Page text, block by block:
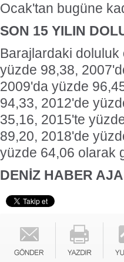
Ocak'tan bugüne
SON 15 YILIN
Barajlardaki doluluk
yüzde 98,38,
2009'da yüzde
94,33, 2012'de
35,16, 2015'te
89,20, 2018'de
yüzde 64,06 olarak
DENİZ HABER